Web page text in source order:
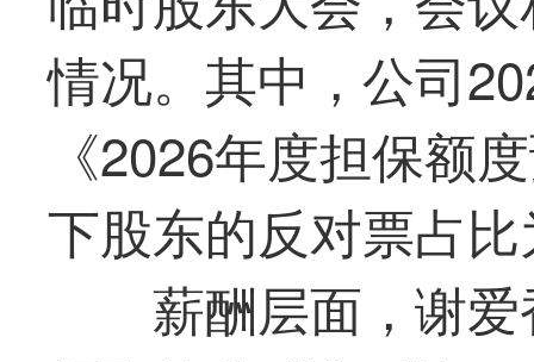
情况。其中，公司
《2026年度担保额
下股东的反对票占
薪酬层面，谢